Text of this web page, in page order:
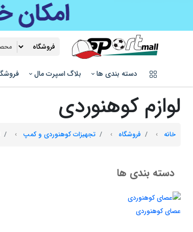
دسته بندی ها بلاگ اسپرت مال
لوازم کوهنوردی
خانه فروشگاه تجهیزات کوهنوردی و کمپ
دسته بندی ها
عصای کوهنوردی